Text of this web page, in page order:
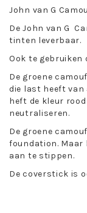
John van G
De John van G
tinten leverbaar.
Ook te gebruiken
De groene
die last heeft van
heft de kleur
neutraliseren.
De groene
foundation. Maar
aan te stippen.
De coverstick is